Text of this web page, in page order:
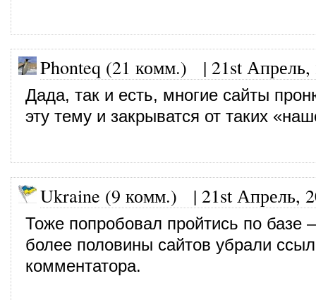
Phonteq (21 комм.) | 21st Апрель,
Дада, так и есть, многие сайты
эту тему и закрыватся от таких
Ukraine (9 комм.) | 21st Апрель,
Тоже попробовал пройтись по базе
более половины сайтов убрали
комментатора.